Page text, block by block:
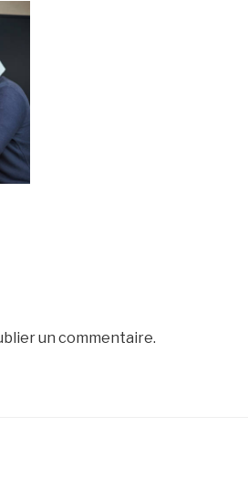
un commentaire.